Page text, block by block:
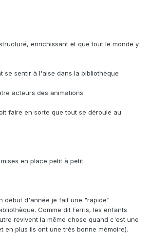
enrichissant et que tout le monde y
se sentir à l'aise dans la bibliothèque
acteurs des animations
faire en sorte que tout se déroule au
en place petit à petit.
début d'année je fait une "rapide"
Comme dit Ferris, les enfants
revivent la même chose quand c'est une
en plus ils ont une très bonne mémoire).